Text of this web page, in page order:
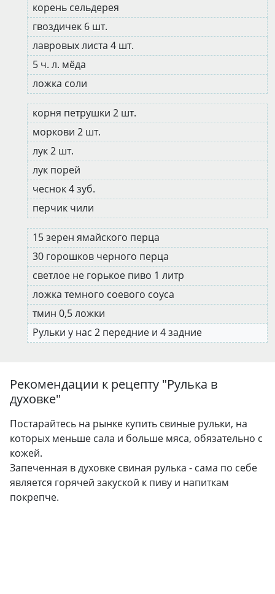
корень сельдерея
гвоздичек 6 шт.
лавровых листа 4 шт.
5 ч. л. мёда
ложка соли
корня петрушки 2 шт.
моркови 2 шт.
лук 2 шт.
лук порей
чеснок 4 зуб.
перчик чили
15 зерен ямайского перца
30 горошков черного перца
светлое не горькое пиво 1 литр
ложка темного соевого соуса
тмин 0,5 ложки
Рульки у нас 2 передние и 4 задние
Рекомендации к рецепту "Рулька в
духовке"
Постарайтесь на рынке купить свиные рульки, на
которых меньше сала и больше мяса, обязательно с
кожей.
Запеченная в духовке свиная рулька - сама по себе
является горячей закуской к пиву и напиткам
покрепче.